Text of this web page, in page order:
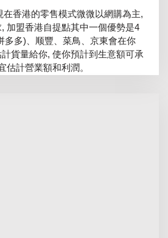
在香港的零售模式微微以網購為主,
加盟香港自提點其中一個優勢是4
多多)、顺豐、菜鳥、京東會在你
貨量給你, 使你預計到生意額可承
估計營業額和利潤。